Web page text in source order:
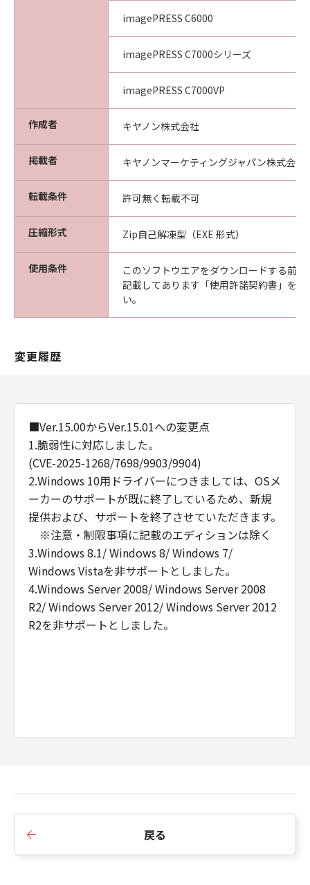
11. ACKNOWLEDGEMENT
BY CLICKING THE BUTTON INDICATING
YOUR ACCEPTANCE AS STATED BELOW OR
INSTALLING THE SOFTWARE, YOU
ACKNOWLEDGE THAT YOU HAVE READ THIS
AGREEMENT, UNDERSTOOD IT, AND AGREE
TO BE BOUND BY ITS TERMS AND
CONDITIONS. YOU ALSO AGREE THAT THIS
AGREEMENT IS THE COMPLETE AND
BETWEEN YOU AND CANON CONCERNING
THE SUBJECT MATTER HEREOF AND
SUPERSEDES ALL PROPOSALS OR PRIOR
AGREEMENTS, VERBAL OR WRITTEN, AND
ANY OTHER COMMUNICATIONS BETWEEN
YOU AND CANON RELATING TO THE
SUBJECT MATTER HEREOF. NO AMENDMENT
TO THIS AGREEMENT SHALL BE EFFECTIVE
UNLESS SIGNED BY A DULY AUTHORISED
Should you have any questions concerning
sales subsidiary or distributor/dealer, serving
the country where you obtained the
Products.
imagePRESS C6000
imagePRESS C7000シリーズ
imagePRESS C7000VP
作成者 キヤノン株式会社
掲載者 キヤノンマーケティングジャパン株式会社
転載条件 許可無く転載不可
圧縮形式 Zip自己解凍型（EXE 形式）
使用条件
このソフトウエアをダウンロードする前
記載してあります「使用許諾契約書」を
い。
変更履歴
■Ver.15.00からVer.15.01への変更点
1.脆弱性に対応しました。
(CVE-2025-1268/7698/9903/9904)
2.Windows 10用ドライバーにつきましては、OSメ
ーカーのサポートが既に終了しているため、新規
提供および、サポートを終了させていただきます。
※注意・制限事項に記載のエディションは除く
3.Windows 8.1/ Windows 8/ Windows 7/
Windows Vistaを非サポートとしました。
4.Windows Server 2008/ Windows Server 2008
R2/ Windows Server 2012/ Windows Server 2012
R2を非サポートとしました。
戻る